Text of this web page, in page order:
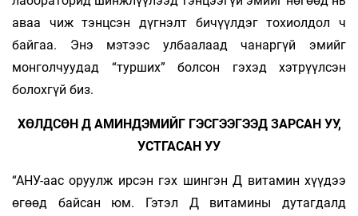
аваа­ чиж тэнцсэн дүгнэлт бичүүлдэг тохиолдол ч
байгаа. Энэ мэтээс улбаалаад чанаргүй эмийг
монголчуудад “турших” болсон гэхэд хэтрүүлсэн
болохгүй биз.
ХӨЛДСӨН Д АМИНДЭМИЙГ ГЭСГЭЭГЭЭД ЗАРСАН УУ,
УСТГАСАН УУ
“АНУ-аас оруулж ирсэн гэх шингэн Д витамин хүүдээ
өгөөд байсан юм. Гэтэл Д витамины дутагдалд